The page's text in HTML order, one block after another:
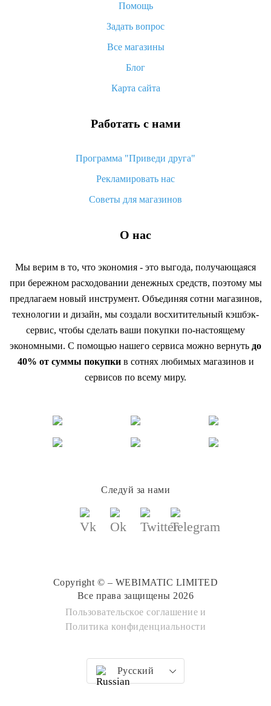
Как покупать оптом на Алиэкспресс
Что делать, если не пришел товар с Алиэкспресс
возврата денег
Помощь
Задать вопрос
Все магазины
Блог
Карта сайта
Работать с нами
Программа "Приведи друга"
Рекламировать нас
Советы для магазинов
О нас
Мы верим в то, что экономия - это выгода, получающаяся
при бережном расходовании денежных средств, поэтому мы
предлагаем новый инструмент. Объединяя сотни магазинов,
технологии и дизайн, мы создали восхитительный кэшбэк-
сервис, чтобы сделать ваши покупки по-настоящему
экономными. С помощью нашего сервиса можно вернуть до
40% от суммы покупкив сотнях любимых магазинов и
сервисов по всему миру.
Следуй за нами
Copyright © – WEBIMATIC LIMITED
Все права защищены 2026
Пользовательское соглашение и
Политика конфиденциальности
Русский